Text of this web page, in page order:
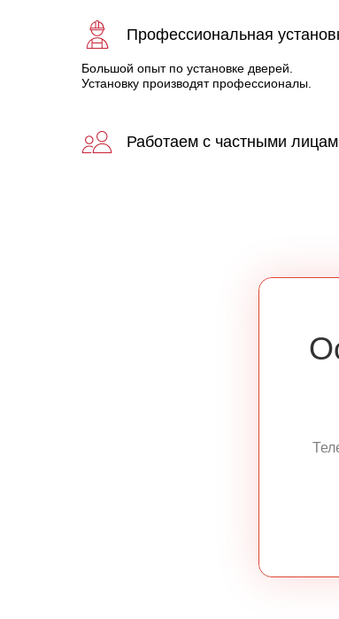
Профессиональная
Большой опыт по установке дверей.
Установку производят профессионалы.
Работаем с частными